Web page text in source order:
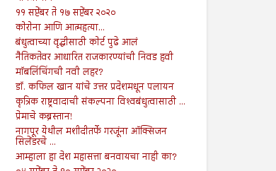
११ सप्टेंबर ते १७ सप्टेंबर २०२०
कोरोना आणि आत्महत्या...
बंधुत्वाच्या वृद्धीसाठी कोर्ट पुढे आलं
नैतिकतेवर आधारित राजकारण्यांची निवड हवी
मॉबलिंचिंगची नवी लहर?
डॉ. कफिल खान यांचे उत्तर प्रदेशमधून पलायन
कृत्रिक राष्ट्रवादाची संकल्पना विश्‍वबंधुत्वासाठी ...
प्रेमाचे कब्रस्तान!
नागपूर येथील मशीदीतर्फे गरजूंना ऑक्सिजन
सिलेंडरचे ...
आम्हाला हा देश महासत्ता बनवायचा नाही का?